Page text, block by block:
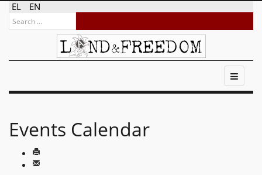
EL EN
Events Calendar